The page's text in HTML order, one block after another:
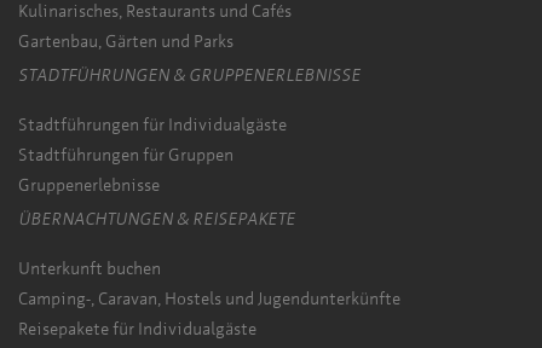
Kulinarisches, Restaurants und Cafés
Gartenbau, Gärten und Parks
STADTFÜHRUNGEN & GRUPPENERLEBNISSE
Stadtführungen für Individualgäste
Stadtführungen für Gruppen
Gruppenerlebnisse
ÜBERNACHTUNGEN & REISEPAKETE
Unterkunft buchen
Camping-, Caravan, Hostels und Jugendunterkünfte
Reisepakete für Individualgäste